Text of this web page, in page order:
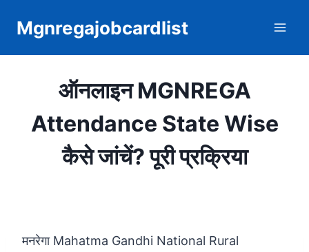
Mgnregajobcardlist
ऑनलाइन MGNREGA
Attendance State Wise
कैसे जांचें? पूरी प्रक्रिया
मनरेगा Mahatma Gandhi National Rural